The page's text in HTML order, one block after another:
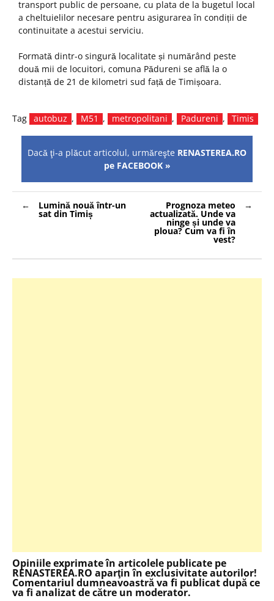
transport public de persoane, cu plata de la bugetul local
a cheltuielilor necesare pentru asigurarea în condiții de
continuitate a acestui serviciu.
Formată dintr-o singură localitate și numărând peste
două mii de locuitori, comuna Pădureni se află la o
distanță de 21 de kilometri sud față de Timișoara.
Tag autobuz , M51 , metropolitani , Padureni , Timis
Dacă ţi-a plăcut articolul, urmăreşte RENASTEREA.RO
pe FACEBOOK »
Navigare
în
articole
Lumină nouă într-un
sat din Timiș
Prognoza meteo
actualizată. Unde va
ninge și unde va
ploua? Cum va fi în
vest?
Opiniile exprimate în articolele publicate pe
RENASTEREA.RO aparţin în exclusivitate autorilor!
Comentariul dumneavoastră va fi publicat după ce
va fi analizat de către un moderator.